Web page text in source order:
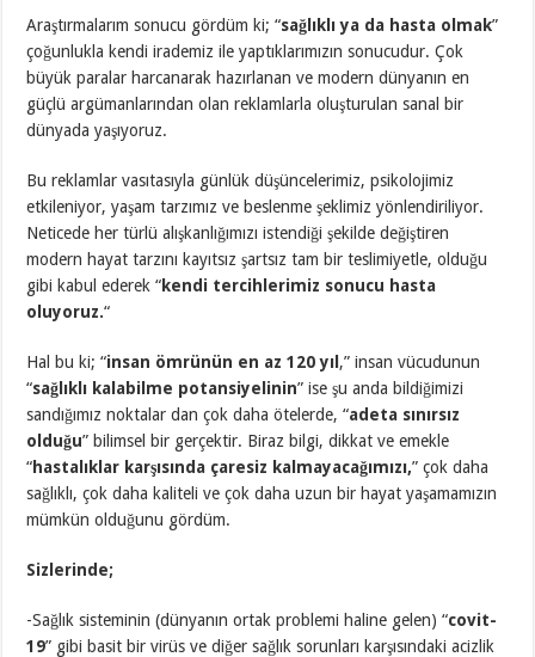
Araştırmalarım sonucu gördüm ki; “sağlıklı ya da hasta olmak”
çoğunlukla kendi irademiz ile yaptıklarımızın sonucudur. Çok
büyük paralar harcanarak hazırlanan ve modern dünyanın en
güçlü argümanlarından olan reklamlarla oluşturulan sanal bir
dünyada yaşıyoruz.
Bu reklamlar vasıtasıyla günlük düşüncelerimiz, psikolojimiz
etkileniyor, yaşam tarzımız ve beslenme şeklimiz yönlendiriliyor.
Neticede her türlü alışkanlığımızı istendiği şekilde değiştiren
modern hayat tarzını kayıtsız şartsız tam bir teslimiyetle, olduğu
gibi kabul ederek “kendi tercihlerimiz sonucu hasta
oluyoruz.“
Hal bu ki; “insan ömrünün en az 120 yıl ,” insan vücudunun
“sağlıklı kalabilme potansiyelinin” ise şu anda bildiğimizi
sandığımız noktalar dan çok daha ötelerde, “adeta sınırsız
olduğu” bilimsel bir gerçektir. Biraz bilgi, dikkat ve emekle
“hastalıklar karşısında çaresiz kalmayacağımızı,” çok daha
sağlıklı, çok daha kaliteli ve çok daha uzun bir hayat yaşamamızın
mümkün olduğunu gördüm.
Sizlerinde;
-Sağlık sisteminin (dünyanın ortak problemi haline gelen) “covit-
19” gibi basit bir virüs ve diğer sağlık sorunları karşısındaki acizlik